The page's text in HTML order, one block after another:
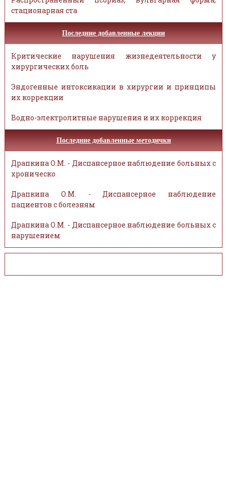
стационарная ста
Последние добавленные лекции
Критические нарушения жизнедеятельности у
хирургических боль
Эндогенные интоксикации в хирургии и принципы
их коррекции
Водно-электролитные нарушения и их коррекция
Последние добавленные методички
Драпкина О.М. - Диспансерное наблюдение больных с
хроническо
Драпкина О.М. - Диспансерное наблюдение
пациентов с болезням
Драпкина О.М. - Диспансерное наблюдение больных с
нарушением